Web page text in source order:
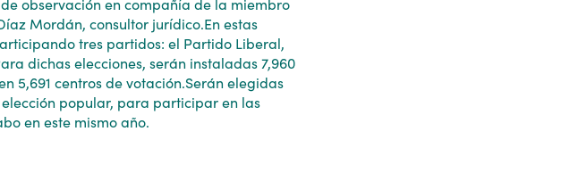
observación en compañía de la miembro
Mordán, consultor jurídico.En estas
tres partidos: el Partido Liberal,
dichas elecciones, serán instaladas 7,960
5,691 centros de votación.Serán elegidas
popular, para participar en las
en este mismo año.